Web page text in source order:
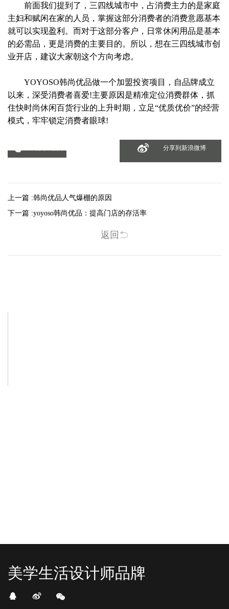
前面我们提到了，三四线城市中，占消费主力的是家庭
主妇和赋闲在家的人员，掌握这部分消费者的消费意愿基本
就可以实现盈利。而对于这部分客户，日常休闲用品是基本
的必需品，更是消费的主要目的。所以，想在三四线城市创
业开店，建议大家朝这个方向考虑。
YOYOSO韩尚优品做一个加盟投资项目，自品牌成立
以来，深受消费者喜爱!主要原因是精准定位消费群体，抓
住快时尚休闲百货行业的上升时期，立足“优质优价”的经营
模式，牢牢锁定消费者眼球!
分享到新浪微博
上一篇 :韩尚优品人气爆棚的原因
下一篇 :yoyoso韩尚优品：提高门店的存活率
返回
美学生活设计师品牌